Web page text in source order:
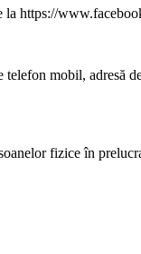
https://
mobil, adresă
fizice în